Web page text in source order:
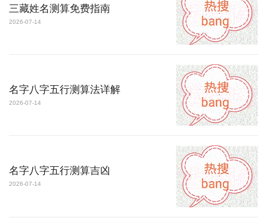
三藏姓名测算免费指南
2026-07-14
名字八字五行测算法详解
2026-07-14
名字八字五行测算吉凶
2026-07-14